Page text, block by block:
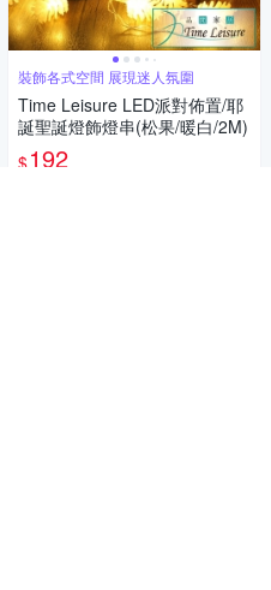
裝飾各式空間 展現迷人氛圍
Time Leisure LED派對佈置/耶
誕聖誕燈飾燈串(松果/暖白/2M)
$192